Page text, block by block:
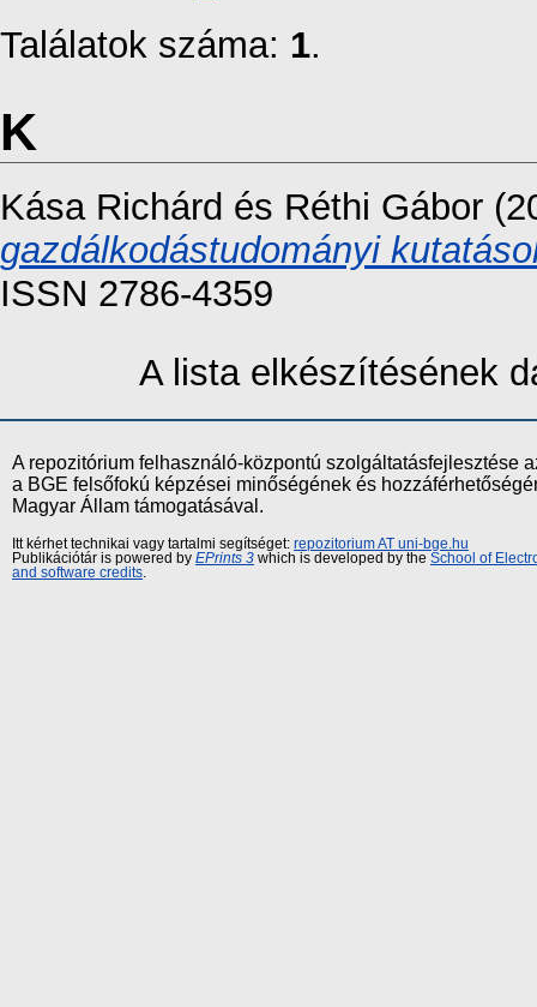
Találatok száma: 1.
K
Kása Richárd és Réthi Gábor
gazdálkodástudományi
ISSN 2786-4359
A lista elkészítésének
A repozitórium felhasználó-központú szolgáltatásfejlesztése
a BGE felsőfokú képzései minőségének és
Magyar Állam támogatásával.
Itt kérhet technikai vagy tartalmi segítséget: repozitorium AT uni-bge.hu
Publikációtár is powered by EPrints 3 which is developed by the School of
and software credits